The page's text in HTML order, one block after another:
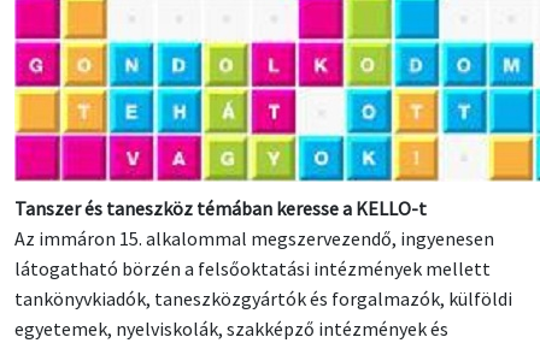
Tanszer és taneszköz témában keresse a KELLO-t
Az immáron 15. alkalommal megszervezendő, ingyenesen
látogatható börzén a felsőoktatási intézmények mellett
tankönyvkiadók, taneszközgyártók és forgalmazók, külföldi
egyetemek, nyelviskolák, szakképző intézmények és